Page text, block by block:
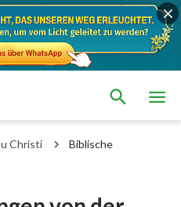
Christi
Biblische